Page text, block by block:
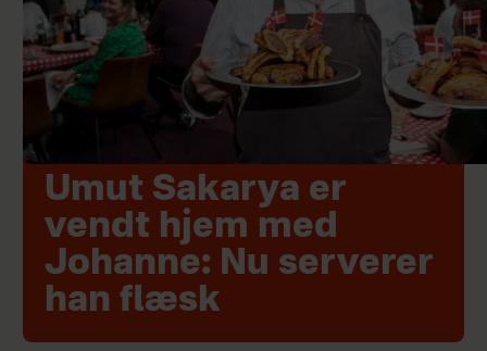
Umut Sakarya er
vendt hjem med
Johanne: Nu serverer
han flæsk